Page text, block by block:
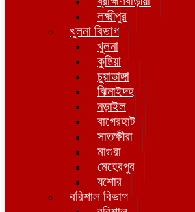
লক্ষ্মীপুর
খুলনা বিভাগ
খুলনা
কুষ্টিয়া
চুয়াডাঙ্গা
ঝিনাইদহ
নড়াইল
বাগেরহাট
সাতক্ষীরা
মাগুরা
মেহেরপুর
যশোর
বরিশাল বিভাগ